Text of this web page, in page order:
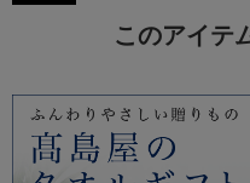
このアイテ